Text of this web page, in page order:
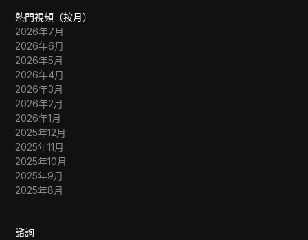
熱門視頻（按月）
2026年7月
2026年6月
2026年5月
2026年4月
2026年3月
2026年2月
2026年1月
2025年12月
2025年11月
2025年10月
2025年9月
2025年8月
諮詢